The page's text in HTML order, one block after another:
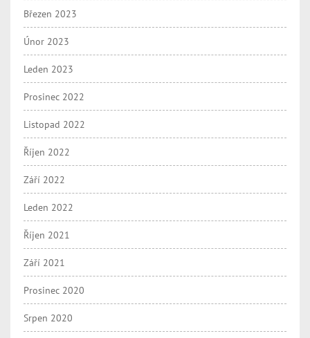
Březen 2023
Únor 2023
Leden 2023
Prosinec 2022
Listopad 2022
Říjen 2022
Září 2022
Leden 2022
Říjen 2021
Září 2021
Prosinec 2020
Srpen 2020